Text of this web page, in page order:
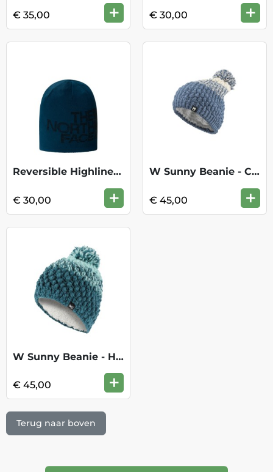
€ 35,00 + € 30,00 +
Reversible Highline Beanie - Midn.Pet.TB
€ 30,00 +
W Sunny Beanie - Cornet blue / Foggy Dew
€ 45,00 +
W Sunny Beanie - Hydro/Aruba
€ 45,00 +
Terug naar boven